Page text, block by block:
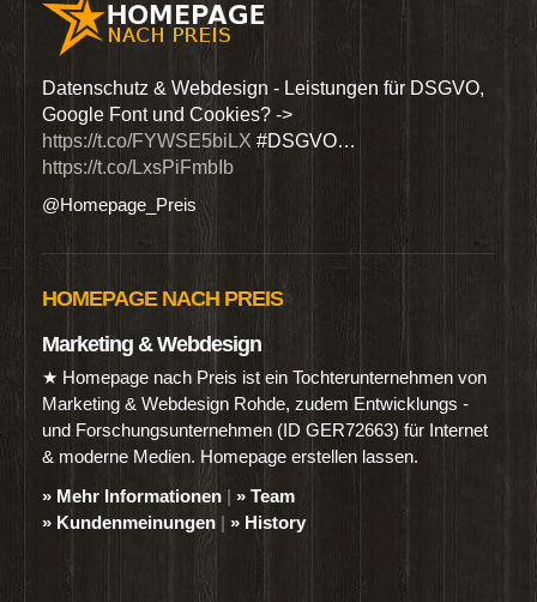
Datenschutz & Webdesign - Leistungen für DSGVO,
Google Font und Cookies? ->
https://t.co/FYWSE5biLX #DSGVO…
https://t.co/LxsPiFmbIb
@Homepage_Preis
HOMEPAGE NACH PREIS
Marketing & Webdesign
★ Homepage nach Preis ist ein Tochterunternehmen von
Marketing & Webdesign Rohde, zudem Entwicklungs -
und Forschungsunternehmen (ID GER72663) für Internet
& moderne Medien. Homepage erstellen lassen.
» Mehr Informationen | » Team
» Kundenmeinungen | » History